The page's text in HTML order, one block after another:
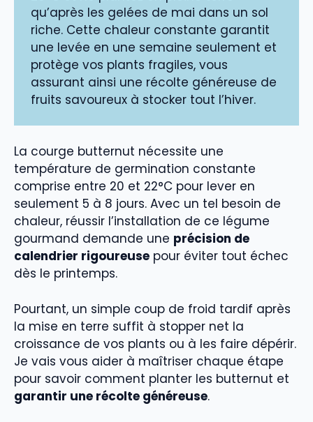
qu’après les gelées de mai dans un sol
riche. Cette chaleur constante garantit
une levée en une semaine seulement et
protège vos plants fragiles, vous
assurant ainsi une récolte généreuse de
fruits savoureux à stocker tout l’hiver.
La courge butternut nécessite une
température de germination constante
comprise entre 20 et 22°C pour lever en
seulement 5 à 8 jours. Avec un tel besoin de
chaleur, réussir l’installation de ce légume
gourmand demande une précision de
calendrier rigoureuse pour éviter tout échec
dès le printemps.
Pourtant, un simple coup de froid tardif après
la mise en terre suffit à stopper net la
croissance de vos plants ou à les faire dépérir.
Je vais vous aider à maîtriser chaque étape
pour savoir comment planter les butternut et
garantir une récolte généreuse.